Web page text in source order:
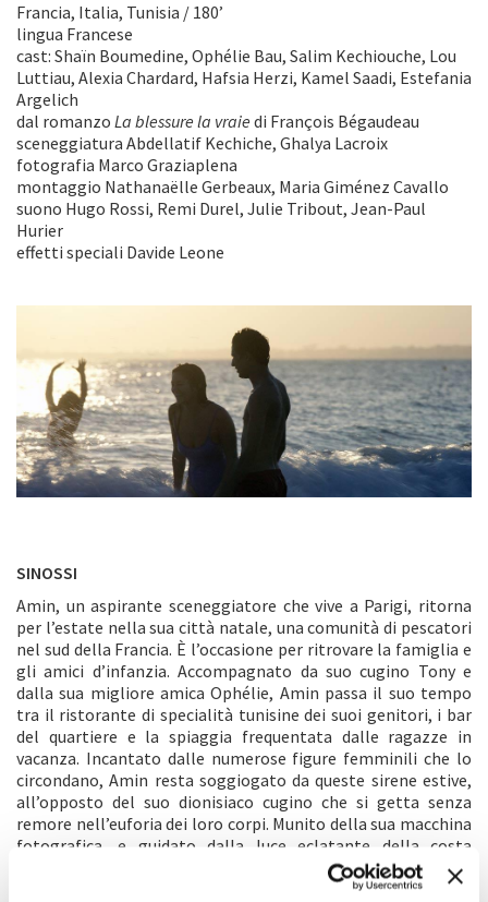
Francia, Italia, Tunisia / 180’
lingua Francese
cast: Shaïn Boumedine, Ophélie Bau, Salim Kechiouche, Lou
Luttiau, Alexia Chardard, Hafsia Herzi, Kamel Saadi, Estefania
Argelich
dal romanzo La blessure la vraie di François Bégaudeau
sceneggiatura Abdellatif Kechiche, Ghalya Lacroix
fotografia Marco Graziaplena
montaggio Nathanaëlle Gerbeaux, Maria Giménez Cavallo
suono Hugo Rossi, Remi Durel, Julie Tribout, Jean-Paul
Hurier
effetti speciali Davide Leone
SINOSSI
Amin, un aspirante sceneggiatore che vive a Parigi, ritorna
per l’estate nella sua città natale, una comunità di pescatori
nel sud della Francia. È l’occasione per ritrovare la famiglia e
gli amici d’infanzia. Accompagnato da suo cugino Tony e
dalla sua migliore amica Ophélie, Amin passa il suo tempo
tra il ristorante di specialità tunisine dei suoi genitori, i bar
del quartiere e la spiaggia frequentata dalle ragazze in
vacanza. Incantato dalle numerose figure femminili che lo
circondano, Amin resta soggiogato da queste sirene estive,
all’opposto del suo dionisiaco cugino che si getta senza
remore nell’euforia dei loro corpi. Munito della sua macchina
fotografica, e guidato dalla luce eclatante della costa
mediterranea, Amin porta avanti la sua ricerca filosofica
lanciandosi nella scrittura delle sue sceneggiature. Ma